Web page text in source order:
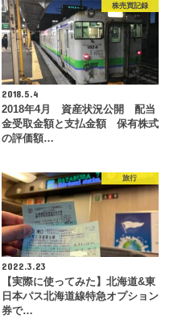
株売買記録
2018.5.4
2018年4月 資産状況公開 配当
金受取金額と支払金額 保有株式
の評価額…
旅行
2022.3.23
【実際に使ってみた】北海道&東
日本パス北海道線特急オプション
券で…